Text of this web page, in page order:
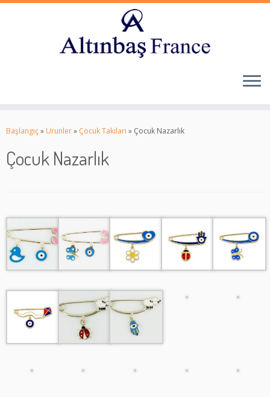
content
Başlangıç» Urunler» Çocuk Takıları » Çocuk Nazarlık
Çocuk Nazarlık